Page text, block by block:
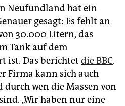
Neufundland hat ein
gesagt: Es fehlt an
30.000 Litern, das
Tank auf dem
ist. Das berichtet die BBC.
Firma kann sich auch
wen die Massen von
„Wir haben nur eine